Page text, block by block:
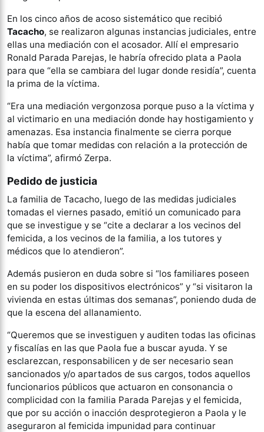
En los cinco años de acoso sistemático que recibió
Tacacho, se realizaron algunas instancias judiciales, entre
ellas una mediación con el acosador. Allí el empresario
Ronald Parada Parejas, le habría ofrecido plata a Paola
para que “ella se cambiara del lugar donde residía”, cuenta
la prima de la víctima.
“Era una mediación vergonzosa porque puso a la víctima y
al victimario en una mediación donde hay hostigamiento y
amenazas. Esa instancia finalmente se cierra porque
había que tomar medidas con relación a la protección de
la víctima”, afirmó Zerpa.
Pedido de justicia
La familia de Tacacho, luego de las medidas judiciales
tomadas el viernes pasado, emitió un comunicado para
que se investigue y se “cite a declarar a los vecinos del
femicida, a los vecinos de la familia, a los tutores y
médicos que lo atendieron”.
Además pusieron en duda sobre si “los familiares poseen
en su poder los dispositivos electrónicos” y “si visitaron la
vivienda en estas últimas dos semanas”, poniendo duda de
que la escena del allanamiento.
“Queremos que se investiguen y auditen todas las oficinas
y fiscalías en las que Paola fue a buscar ayuda. Y se
esclarezcan, responsabilicen y de ser necesario sean
sancionados y/o apartados de sus cargos, todos aquellos
funcionarios públicos que actuaron en consonancia o
complicidad con la familia Parada Parejas y el femicida,
que por su acción o inacción desprotegieron a Paola y le
aseguraron al femicida impunidad para continuar